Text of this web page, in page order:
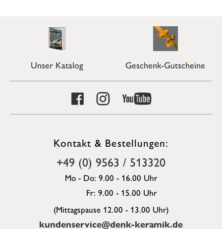
Unser Katalog Geschenk-Gutscheine
Kontakt & Bestellungen:
+49 (0) 9563 / 513320
Mo - Do: 9.00 - 16.00 Uhr
Fr: 9.00 - 15.00 Uhr
(Mittagspause 12.00 - 13.00 Uhr)
kundenservice@denk-keramik.de